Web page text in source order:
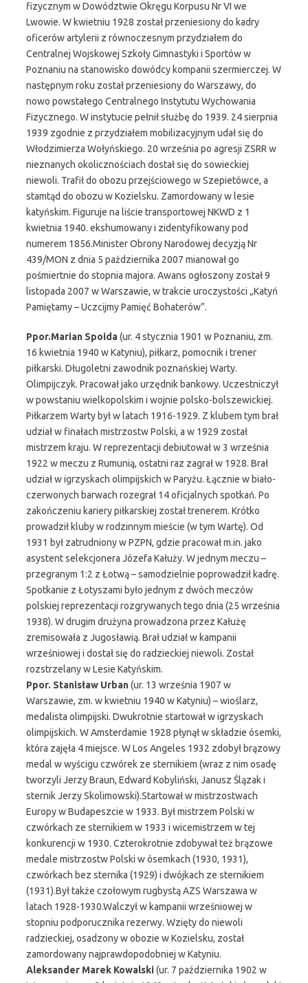
fizycznym w Dowództwie Okręgu Korpusu Nr VI we
Lwowie. W kwietniu 1928 został przeniesiony do kadry
oficerów artylerii z równoczesnym przydziałem do
Centralnej Wojskowej Szkoły Gimnastyki i Sportów w
Poznaniu na stanowisko dowódcy kompanii szermierczej. W
następnym roku został przeniesiony do Warszawy, do
nowo powstałego Centralnego Instytutu Wychowania
Fizycznego. W instytucie pełnił służbę do 1939. 24 sierpnia
1939 zgodnie z przydziałem mobilizacyjnym udał się do
Włodzimierza Wołyńskiego. 20 września po agresji ZSRR w
nieznanych okolicznościach dostał się do sowieckiej
niewoli. Trafił do obozu przejściowego w Szepietówce, a
stamtąd do obozu w Kozielsku. Zamordowany w lesie
katyńskim. Figuruje na liście transportowej NKWD z 1
kwietnia 1940. ekshumowany i zidentyfikowany pod
numerem 1856.Minister Obrony Narodowej decyzją Nr
439/MON z dnia 5 października 2007 mianował go
pośmiertnie do stopnia majora. Awans ogłoszony został 9
listopada 2007 w Warszawie, w trakcie uroczystości „Katyń
Pamiętamy – Uczcijmy Pamięć Bohaterów”.
Ppor.Marian Spoida(ur. 4 stycznia 1901 w Poznaniu, zm.
16 kwietnia 1940 w Katyniu), piłkarz, pomocnik i trener
piłkarski. Długoletni zawodnik poznańskiej Warty.
Olimpijczyk. Pracował jako urzędnik bankowy. Uczestniczył
w powstaniu wielkopolskim i wojnie polsko-bolszewickiej.
Piłkarzem Warty był w latach 1916-1929. Z klubem tym brał
udział w finałach mistrzostw Polski, a w 1929 został
mistrzem kraju. W reprezentacji debiutował w 3 września
1922 w meczu z Rumunią, ostatni raz zagrał w 1928. Brał
udział w igrzyskach olimpijskich w Paryżu. Łącznie w biało-
czerwonych barwach rozegrał 14 oficjalnych spotkań. Po
zakończeniu kariery piłkarskiej został trenerem. Krótko
prowadził kluby w rodzinnym mieście (w tym Wartę). Od
1931 był zatrudniony w PZPN, gdzie pracował m.in. jako
asystent selekcjonera Józefa Kałuży. W jednym meczu –
przegranym 1:2 z Łotwą – samodzielnie poprowadził kadrę.
Spotkanie z Łotyszami było jednym z dwóch meczów
polskiej reprezentacji rozgrywanych tego dnia (25 września
1938). W drugim drużyna prowadzona przez Kałużę
zremisowała z Jugosławią. Brał udział w kampanii
wrześniowej i dostał się do radzieckiej niewoli. Został
rozstrzelany w Lesie Katyńskim.
Ppor. Stanisław Urban(ur. 13 września 1907 w
Warszawie, zm. w kwietniu 1940 w Katyniu) – wioślarz,
medalista olimpijski. Dwukrotnie startował w igrzyskach
olimpijskich. W Amsterdamie 1928 płynął w składzie ósemki,
która zajęła 4 miejsce. W Los Angeles 1932 zdobył brązowy
medal w wyścigu czwórek ze sternikiem (wraz z nim osadę
tworzyli Jerzy Braun, Edward Kobyliński, Janusz Ślązak i
sternik Jerzy Skolimowski).Startował w mistrzostwach
Europy w Budapeszcie w 1933. Był mistrzem Polski w
czwórkach ze sternikiem w 1933 i wicemistrzem w tej
konkurencji w 1930. Czterokrotnie zdobywał też brązowe
medale mistrzostw Polski w ósemkach (1930, 1931),
czwórkach bez sternika (1929) i dwójkach ze sternikiem
(1931).Był także czołowym rugbystą AZS Warszawa w
latach 1928-1930.Walczył w kampanii wrześniowej w
stopniu podporucznika rezerwy. Wzięty do niewoli
radzieckiej, osadzony w obozie w Kozielsku, został
zamordowany najprawdopodobniej w Katyniu.
Aleksander Marek Kowalski(ur. 7 października 1902 w